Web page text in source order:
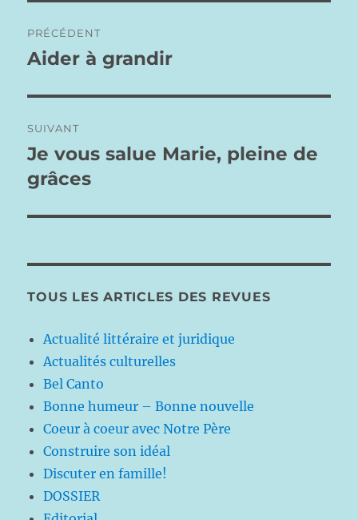
de
PRÉCÉDENT
Publication
Aider à grandir
SUIVANT
Publication
suivante :
Je vous salue Marie, pleine de
grâces
TOUS LES ARTICLES DES REVUES
Actualité littéraire et juridique
Actualités culturelles
Bel Canto
Bonne humeur – Bonne nouvelle
Coeur à coeur avec Notre Père
Construire son idéal
Discuter en famille!
DOSSIER